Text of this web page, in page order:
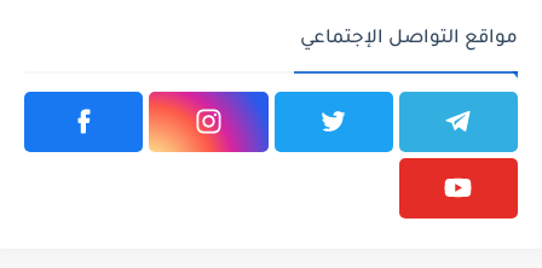
مواقع التواصل الإجتماعي